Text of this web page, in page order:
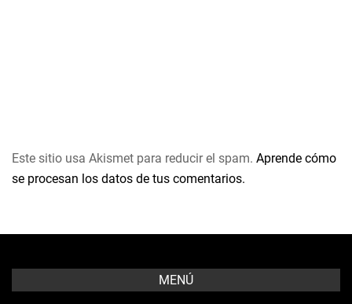
Este sitio usa Akismet para reducir el spam. Aprende cómo
se procesan los datos de tus comentarios.
MENÚ